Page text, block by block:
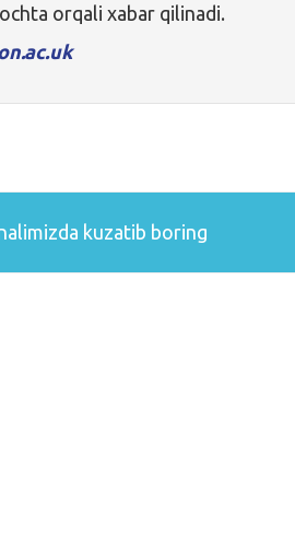
orqali xabar qilinadi.
kuzatib boring